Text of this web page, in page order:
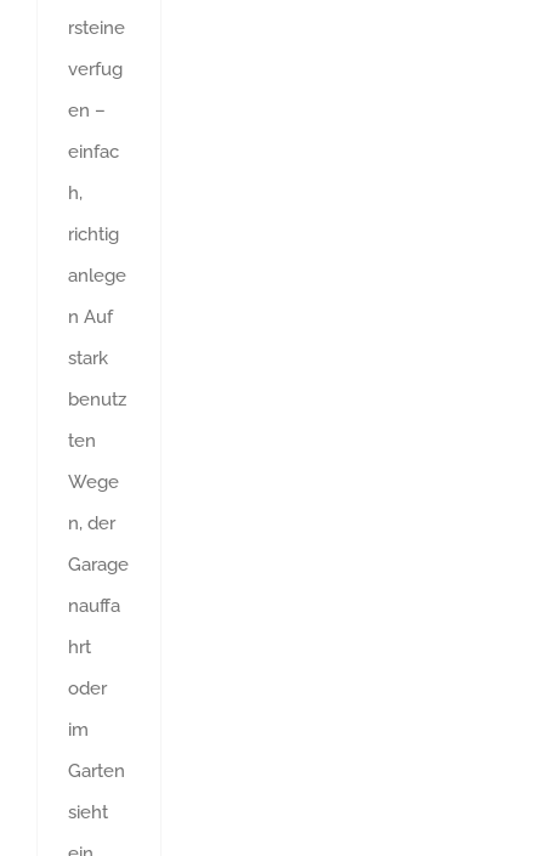
rsteine
verfug
en –
einfac
h,
richtig
anlege
n Auf
stark
benutz
ten
Wege
n, der
Garage
nauffa
hrt
oder
im
Garten
sieht